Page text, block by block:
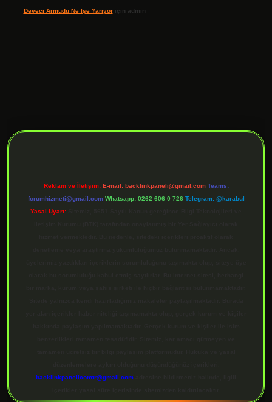
Deveci Armudu Ne Işe Yarıyoriçin admin
Reklam ve İletişim: E-mail: backlinkpaneli@gmail.com Teams:
forumhizmeti@gmail.com Whatsapp: 0262 606 0 726 Telegram: @karabul
Yasal Uyarı:
backlinkpanelicomtr@gmail.com